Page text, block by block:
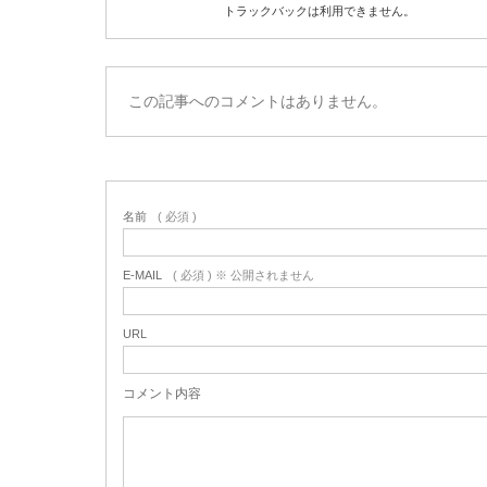
トラックバックは利用できません。
この記事へのコメントはありません。
名前 ( 必須 )
E-MAIL ( 必須 ) ※ 公開されません
URL
コメント内容